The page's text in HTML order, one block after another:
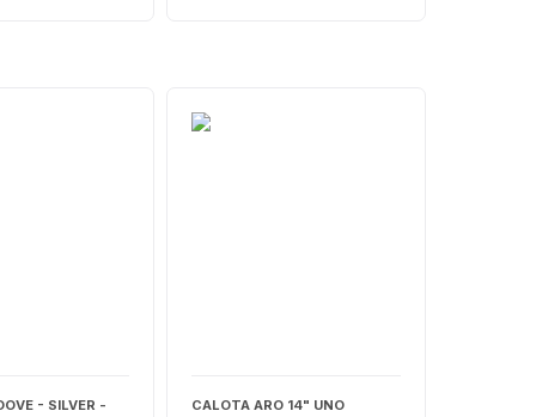
- SILVER -
CALOTA ARO 14" UNO